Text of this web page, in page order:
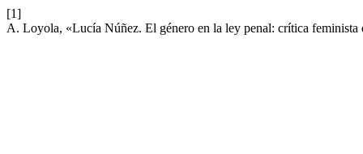
[1]
A. Loyola, «Lucía Núñez. El género en la ley penal: crítica